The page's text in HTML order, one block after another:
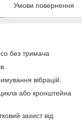
Умови повернення
без тримача
вібрацій.
або кронштейна
захист від